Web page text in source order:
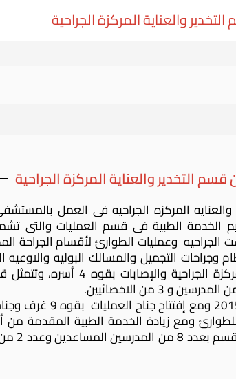
والعناية المركزة الجراحية
التخدير والعناية المركزة الجراحية
الجراحيه وعمليات الطوارئ لأقسام الجراحة
وجراحات التجميل والمسالك البوليه
ومع زيادة الخدمة الطبية المقدمة